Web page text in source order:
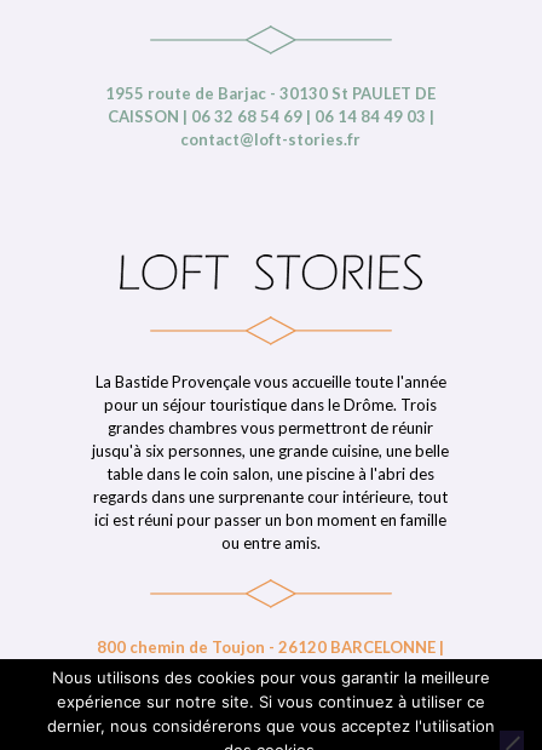
1955 route de Barjac - 30130 St PAULET DE
CAISSON | 06 32 68 54 69 | 06 14 84 49 03 |
contact@loft-stories.fr
La Bastide Provençale vous accueille toute l'année
pour un séjour touristique dans le Drôme. Trois
grandes chambres vous permettront de réunir
jusqu'à six personnes, une grande cuisine, une belle
table dans le coin salon, une piscine à l'abri des
regards dans une surprenante cour intérieure, tout
ici est réuni pour passer un bon moment en famille
ou entre amis.
800 chemin de Toujon - 26120 BARCELONNE |
06 32 68 54 69 | 06 14 84 49 03 | contact@loft-
stories.fr
Nous utilisons des cookies pour vous garantir la meilleure
expérience sur notre site. Si vous continuez à utiliser ce
dernier, nous considérerons que vous acceptez l'utilisation